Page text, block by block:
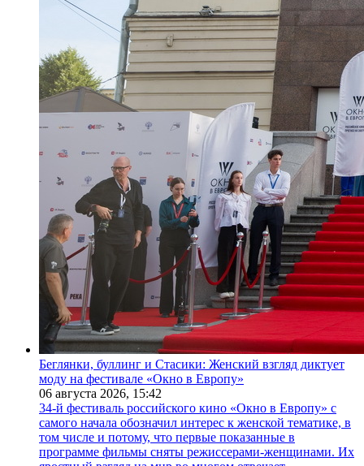
Беглянки, буллинг и Стасики: Женский взгляд диктует
моду на фестивале «Окно в Европу»
06 августа 2026, 15:42
34-й фестиваль российского кино «Окно в Европу» с
самого начала обозначил интерес к женской тематике, в
том числе и потому, что первые показанные в
программе фильмы сняты режиссерами-женщинами. Их